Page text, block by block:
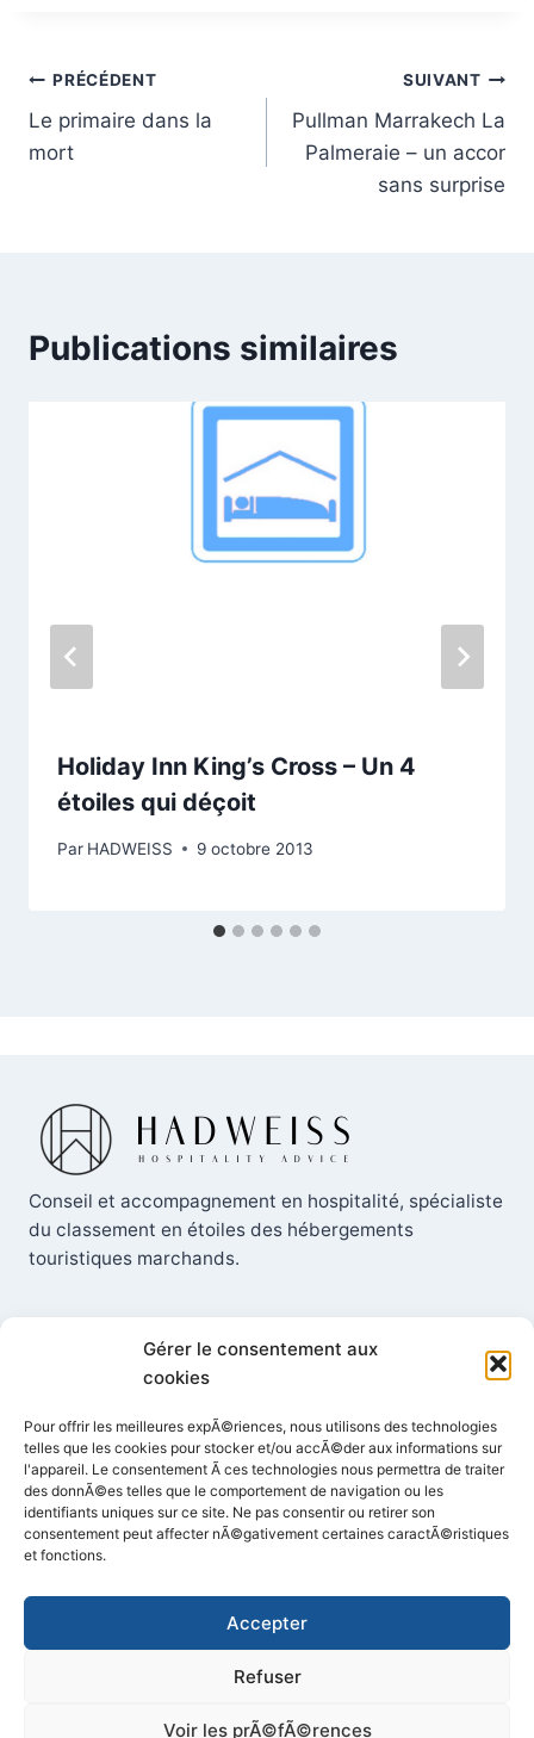
Gérer le consentement aux
cookies
Pour offrir les meilleures expÃ©riences, nous utilisons des technologies
telles que les cookies pour stocker et/ou accÃ©der aux informations sur
l'appareil. Le consentement Ã ces technologies nous permettra de traiter
des donnÃ©es telles que le comportement de navigation ou les
identifiants uniques sur ce site. Ne pas consentir ou retirer son
consentement peut affecter nÃ©gativement certaines caractÃ©ristiques
et fonctions.
Accepter
Refuser
Voir les prÃ©fÃ©rences
:
Navigation
de
PRÉCÉDENT
Le primaire dans la
mort
SUIVANT
Pullman Marrakech La
Palmeraie – un accor
sans surprise
Publications similaires
Holiday Inn King’s Cross – Un 4
étoiles qui déçoit
Par HADWEISS 9 octobre 2013
Conseil et accompagnement en hospitalité, spécialiste
du classement en étoiles des hébergements
touristiques marchands.
+33 (0) 6 73 60 41 54
Helene@hadweiss.com